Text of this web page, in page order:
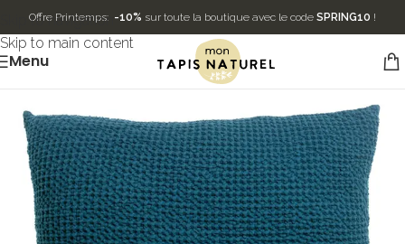
Skip to navigation
Skip to main content
Offre Printemps: -10% sur toute la boutique avec le code SPRING10 !
Menu